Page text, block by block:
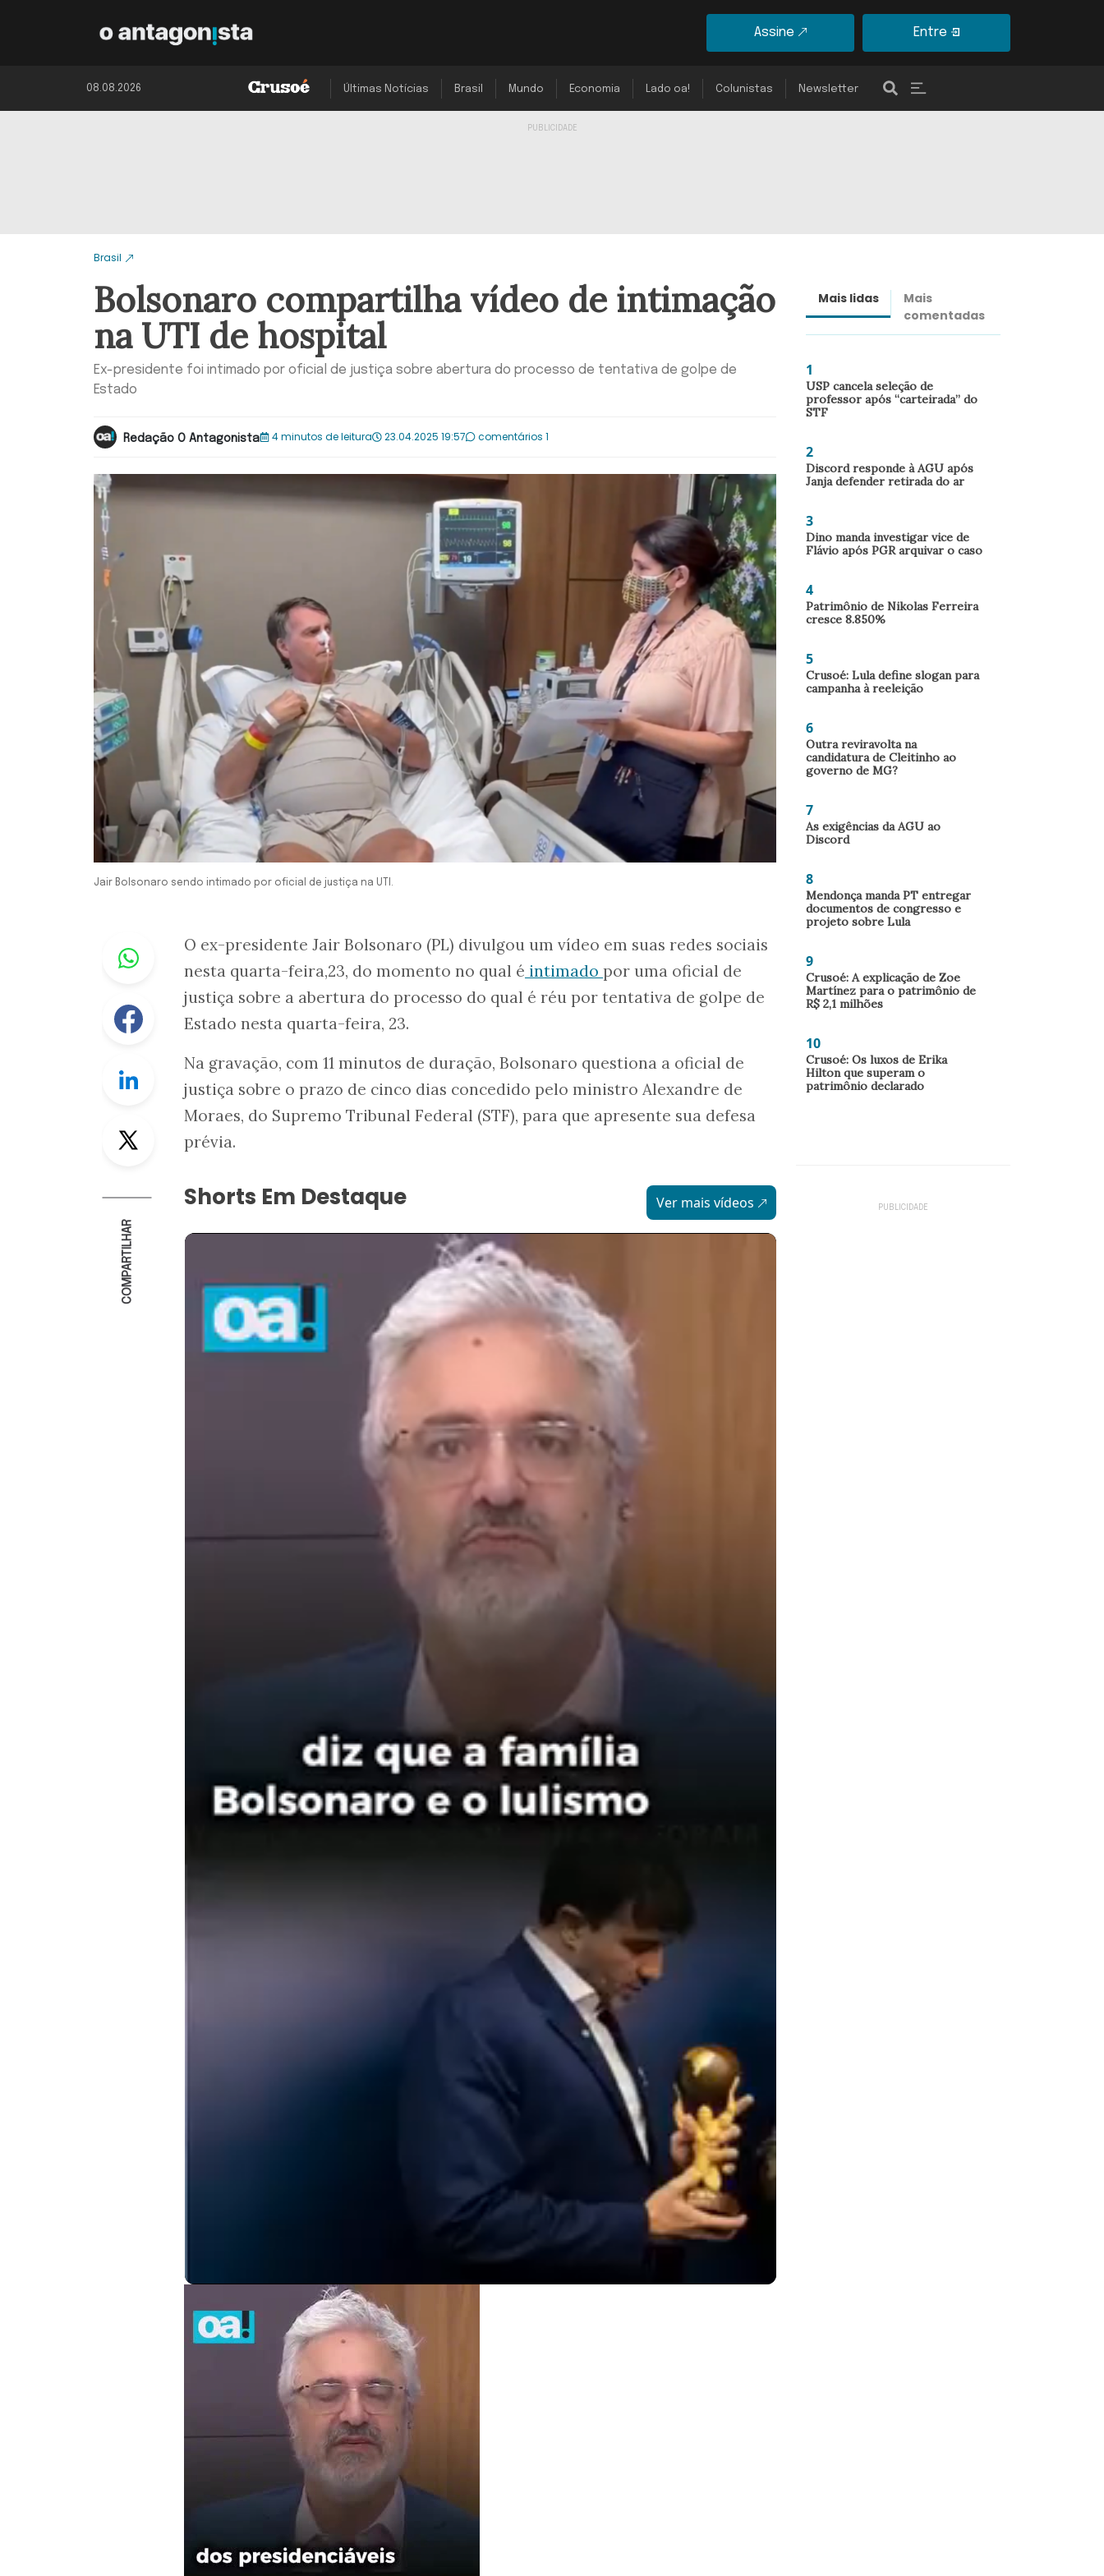
Assine Entre
08.08.2026 Últimas Notícias Brasil Mundo Economia Lado oa! Colunistas Newsletter
Brasil
Bolsonaro compartilha vídeo de intimação
na UTI de hospital
Ex-presidente foi intimado por oficial de justiça sobre abertura do processo de tentativa de golpe de
Estado
Redação O Antagonista 4 minutos de leitura 23.04.2025 19:57 comentários 1
Jair Bolsonaro sendo intimado por oficial de justiça na UTI.
Whastapp
Facebook
Linkedin
Twitter
COMPARTILHAR
O ex-presidente Jair Bolsonaro (PL) divulgou um vídeo em suas redes sociais
nesta quarta-feira,23, do momento no qual é intimado por uma oficial de
justiça sobre a abertura do processo do qual é réu por tentativa de golpe de
Estado nesta quarta-feira, 23.
Na gravação, com 11 minutos de duração, Bolsonaro questiona a oficial de
justiça sobre o prazo de cinco dias concedido pelo ministro Alexandre de
Moraes, do Supremo Tribunal Federal (STF), para que apresente sua defesa
prévia.
Shorts Em Destaque Ver mais vídeos
Mais lidas
Mais
comentadas
1
USP cancela seleção de
professor após “carteirada” do
STF
2
Discord responde à AGU após
Janja defender retirada do ar
3
Dino manda investigar vice de
Flávio após PGR arquivar o caso
4
Patrimônio de Nikolas Ferreira
cresce 8.850%
5
Crusoé: Lula define slogan para
campanha à reeleição
6
Outra reviravolta na
candidatura de Cleitinho ao
governo de MG?
7
As exigências da AGU ao
Discord
8
Mendonça manda PT entregar
documentos de congresso e
projeto sobre Lula
9
Crusoé: A explicação de Zoe
Martínez para o patrimônio de
R$ 2,1 milhões
10
Crusoé: Os luxos de Erika
Hilton que superam o
patrimônio declarado